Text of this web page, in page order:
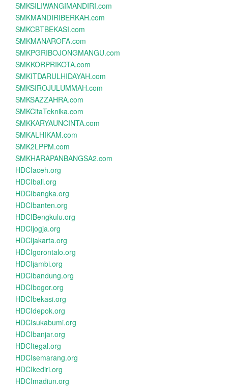
SMKSILIWANGIMANDIRI.com
SMKMANDIRIBERKAH.com
SMKCBTBEKASI.com
SMKMANAROFA.com
SMKPGRIBOJONGMANGU.com
SMKKORPRIKOTA.com
SMKITDARULHIDAYAH.com
SMKSIROJULUMMAH.com
SMKSAZZAHRA.com
SMKCitaTeknika.com
SMKKARYAUNCINTA.com
SMKALHIKAM.com
SMK2LPPM.com
SMKHARAPANBANGSA2.com
HDCIaceh.org
HDCIbali.org
HDCIbangka.org
HDCIbanten.org
HDCIBengkulu.org
HDCIjogja.org
HDCIjakarta.org
HDCIgorontalo.org
HDCIjambi.org
HDCIbandung.org
HDCIbogor.org
HDCIbekasi.org
HDCIdepok.org
HDCIsukabumi.org
HDCIbanjar.org
HDCItegal.org
HDCIsemarang.org
HDCIkediri.org
HDCImadiun.org